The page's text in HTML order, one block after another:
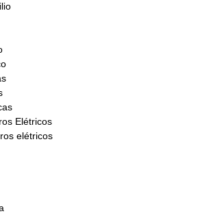
Elétricos
elétricos